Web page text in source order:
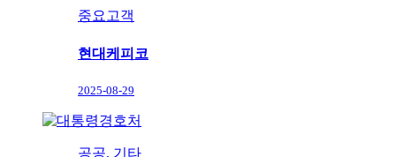
중요고객
현대케피코
2025-08-29
공공, 기타